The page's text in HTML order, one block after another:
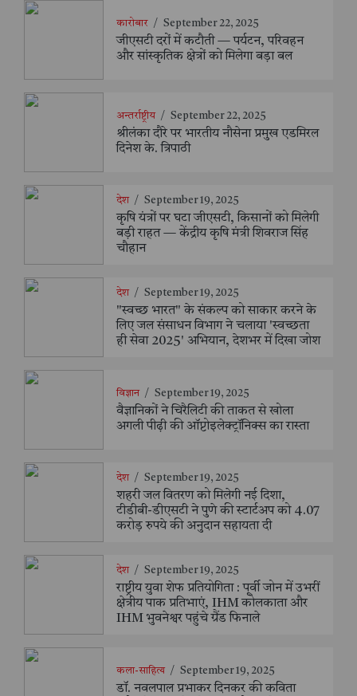
कारोबार / September 22, 2025
जीएसटी दरों में कटौती — पर्यटन, परिवहन
और सांस्कृतिक क्षेत्रों को मिलेगा बड़ा बल
अन्तर्राष्ट्रीय / September 22, 2025
श्रीलंका दौरे पर भारतीय नौसेना प्रमुख एडमिरल
दिनेश के. त्रिपाठी
देश / September 19, 2025
कृषि यंत्रों पर घटा जीएसटी, किसानों को मिलेगी
बड़ी राहत — केंद्रीय कृषि मंत्री शिवराज सिंह
चौहान
देश / September 19, 2025
"स्वच्छ भारत" के संकल्प को साकार करने के
लिए जल संसाधन विभाग ने चलाया 'स्वच्छता
ही सेवा 2025' अभियान, देशभर में दिखा जोश
विज्ञान / September 19, 2025
वैज्ञानिकों ने चिरैलिटी की ताकत से खोला
अगली पीढ़ी की ऑप्टोइलेक्ट्रॉनिक्स का रास्ता
देश / September 19, 2025
शहरी जल वितरण को मिलेगी नई दिशा,
टीडीबी-डीएसटी ने पुणे की स्टार्टअप को 4.07
करोड़ रुपये की अनुदान सहायता दी
देश / September 19, 2025
राष्ट्रीय युवा शेफ प्रतियोगिता : पूर्वी जोन में उभरीं
क्षेत्रीय पाक प्रतिभाएं, IHM कोलकाता और
IHM भुवनेश्वर पहुंचे ग्रैंड फिनाले
कला-साहित्य / September 19, 2025
डॉ. नवलपाल प्रभाकर दिनकर की कविता